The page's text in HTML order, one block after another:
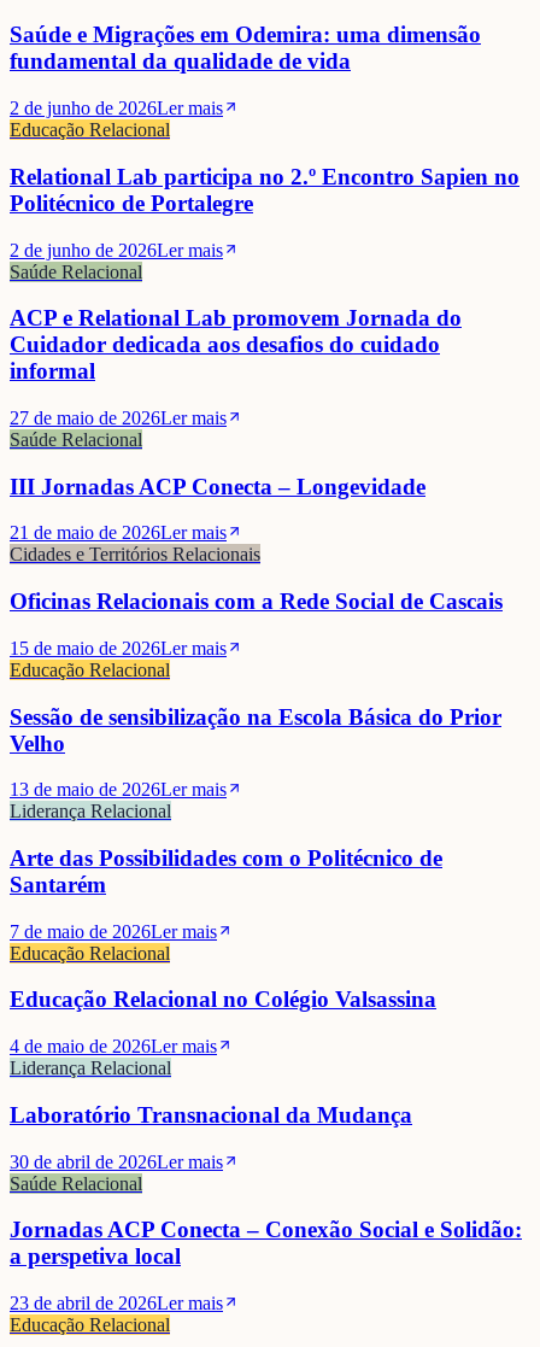
David Lopes
Saúde e Migrações em Odemira: uma dimensão
fundamental da qualidade de vida
2 de junho de 2026Ler mais
Educação Relacional
Relational Lab participa no 2.º Encontro Sapien no
Politécnico de Portalegre
2 de junho de 2026Ler mais
Saúde Relacional
ACP e Relational Lab promovem Jornada do
Cuidador dedicada aos desafios do cuidado
informal
27 de maio de 2026Ler mais
Saúde Relacional
III Jornadas ACP Conecta – Longevidade
21 de maio de 2026Ler mais
Cidades e Territórios Relacionais
Oficinas Relacionais com a Rede Social de Cascais
15 de maio de 2026Ler mais
Educação Relacional
Sessão de sensibilização na Escola Básica do Prior
Velho
13 de maio de 2026Ler mais
Liderança Relacional
Arte das Possibilidades com o Politécnico de
Santarém
7 de maio de 2026Ler mais
Educação Relacional
Educação Relacional no Colégio Valsassina
4 de maio de 2026Ler mais
Liderança Relacional
Laboratório Transnacional da Mudança
30 de abril de 2026Ler mais
Saúde Relacional
Jornadas ACP Conecta – Conexão Social e Solidão:
a perspetiva local
23 de abril de 2026Ler mais
Educação Relacional